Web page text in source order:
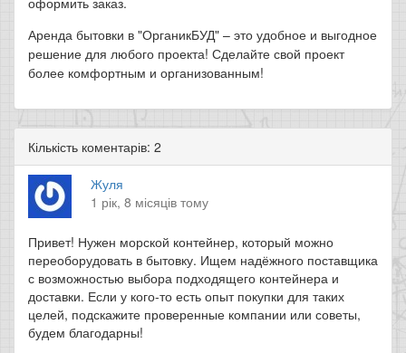
Аренда бытовки в "ОрганикБУД" – это удобное и выгодное
решение для любого проекта! Сделайте свой проект
более комфортным и организованным!
Кількість коментарів: 2
Жуля
1 рік, 8 місяців тому
Привет! Нужен морской контейнер, который можно
переоборудовать в бытовку. Ищем надёжного поставщика
с возможностью выбора подходящего контейнера и
доставки. Если у кого-то есть опыт покупки для таких
целей, подскажите проверенные компании или советы,
будем благодарны!